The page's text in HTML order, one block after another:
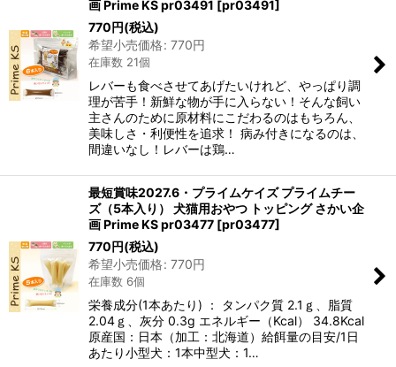
画 Prime KS pr03491 [pr03491]
770円(税込)
希望小売価格: 770円
在庫数 21個
レバーも食べさせてあげたいけれど、やっぱり調
理が苦手！新鮮な物が手に入らない！そんな飼い
主さんのために原材料にこだわるのはもちろん、
美味しさ・利便性を追求！ 病み付きになるのは、
間違いなし！レバーは鶏…
最短賞味2027.6・プライムケイズ プライムチー
ズ（5本入り） 犬猫用おやつ トッピング さかい企
画 Prime KS pr03477 [pr03477]
770円(税込)
希望小売価格: 770円
在庫数 6個
栄養成分(1本あたり) ： タンパク質 2.1ｇ、脂質
2.04ｇ、灰分 0.3g エネルギー（Kcal） 34.8Kcal
原産国：日本（加工：北海道）給餌量の目安/1日
あたり小型犬：1本中型犬：1…